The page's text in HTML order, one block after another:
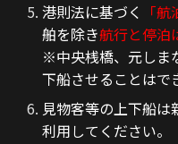
港則法に基づく 「
舶を除き航行と停泊
※中央桟橋、元しま
下船させることはで
見物客等の上下船は
利用してください。